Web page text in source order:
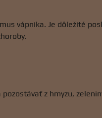
vápnika. Je dôležité
z hmyzu,